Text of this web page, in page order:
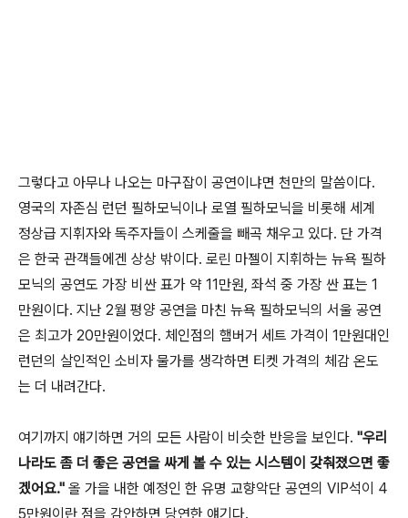
그렇다고 아무나 나오는 마구잡이 공연이냐면 천만의 말씀이다.
영국의 자존심 런던 필하모닉이나 로열 필하모닉을 비롯해 세계
정상급 지휘자와 독주자들이 스케줄을 빼곡 채우고 있다. 단 가격
은 한국 관객들에겐 상상 밖이다. 로린 마젤이 지휘하는 뉴욕 필하
모닉의 공연도 가장 비싼 표가 약 11만원, 좌석 중 가장 싼 표는 1
만원이다. 지난 2월 평양 공연을 마친 뉴욕 필하모닉의 서울 공연
은 최고가 20만원이었다. 체인점의 햄버거 세트 가격이 1만원대인
런던의 살인적인 소비자 물가를 생각하면 티켓 가격의 체감 온도
는 더 내려간다.
여기까지 얘기하면 거의 모든 사람이 비슷한 반응을 보인다. "우리
나라도 좀 더 좋은 공연을 싸게 볼 수 있는 시스템이 갖춰졌으면 좋
겠어요." 올 가을 내한 예정인 한 유명 교향악단 공연의 VIP석이 4
5만원이란 점을 감안하면 당연한 얘기다.